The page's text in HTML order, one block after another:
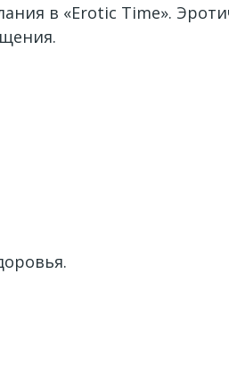
в «Erotic Time».